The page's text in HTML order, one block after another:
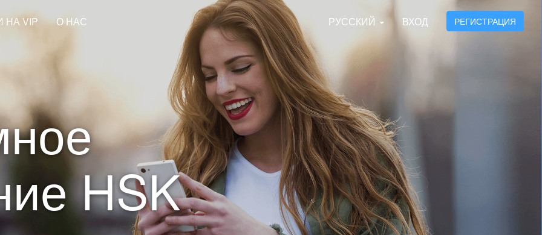
НА VIP О НАС РУССКИЙ ВХОД РЕГИСТРАЦИЯ
HSK